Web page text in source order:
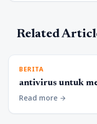
Related
BERITA
antivirus untuk
Read more arrow_forward